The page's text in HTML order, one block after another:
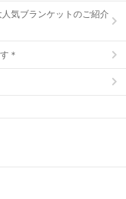
気ブランケットのご紹介
＊